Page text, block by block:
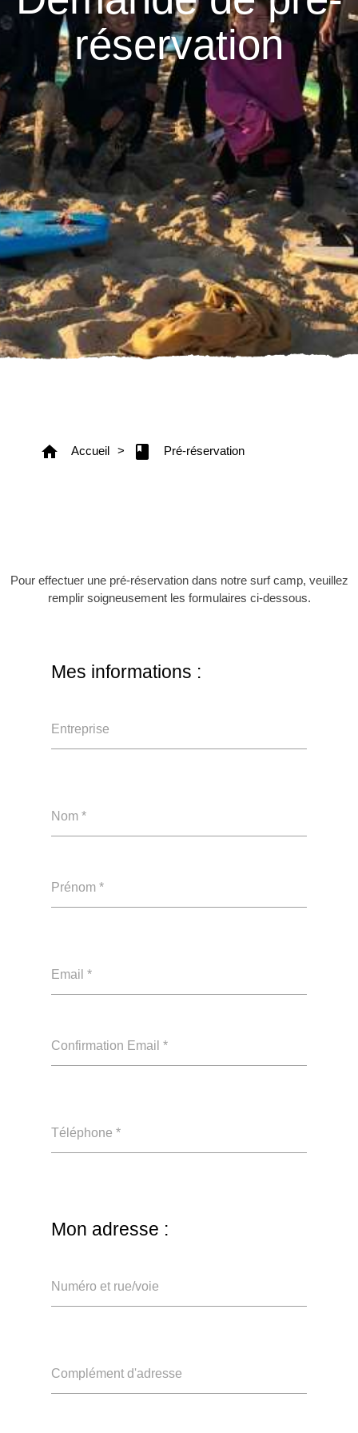
réservation
home Accueil > book Pré-réservation
Pour effectuer une pré-réservation dans notre surf camp, veuillez
remplir soigneusement les formulaires ci-dessous.
Mes informations :
Entreprise
Nom *
Prénom *
Email *
Confirmation Email *
Téléphone *
Mon adresse :
Numéro et rue/voie
Complément d'adresse